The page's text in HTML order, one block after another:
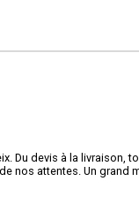
Du devis à la livraison,
nos attentes. Un grand